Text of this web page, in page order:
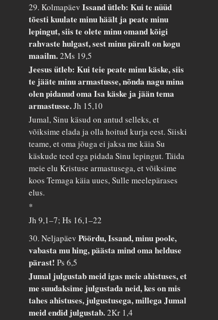
29. KolmapäevIssand ütleb: Kui te nüüd
tõesti kuulate minu häält ja peate minu
lepingut, siis te olete minu omand kõigi
rahvaste hulgast, sest minu päralt on kogu
maailm.2Ms 19,5
Jeesus ütleb: Kui teie peate minu käske, siis
te jääte minu armastusse, nõnda nagu mina
olen pidanud oma Isa käske ja jään tema
armastusse.Jh 15,10
Jumal, Sinu käsud on antud selleks, et
võiksime elada ja olla hoitud kurja eest. Siiski
teame, et oma jõuga ei jaksa me käia Su
käskude teed ega pidada Sinu lepingut. Täida
meie elu Kristuse armastusega, et võiksime
koos Temaga käia uues, Sulle meelepärases
elus.
*
Jh 9,1–7; Hs 16,1–22
30. NeljapäevPöördu, Issand, minu poole,
vabasta mu hing, päästa mind oma helduse
pärast!Ps 6,5
Jumal julgustab meid igas meie ahistuses, et
me suudaksime julgustada neid, kes on mis
tahes ahistuses, julgustusega, millega Jumal
meid endid julgustab.2Kr 1,4